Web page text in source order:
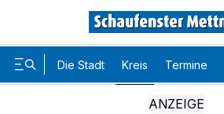
Die Stadt Kreis Termine